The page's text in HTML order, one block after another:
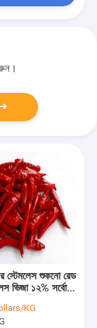
স্টেমলেস শুকনো রেড
ভিজা ১২% সর্বোচ্চ
KG